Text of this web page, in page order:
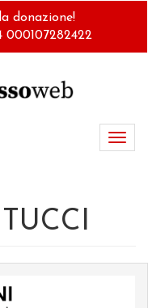
donazione!
000107282422